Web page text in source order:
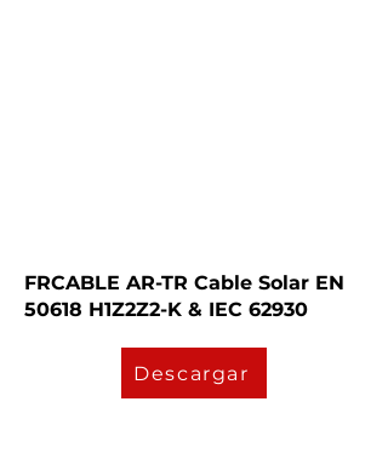
FRCABLE AR-TR Cable Solar EN
50618 H1Z2Z2-K & IEC 62930
Descargar